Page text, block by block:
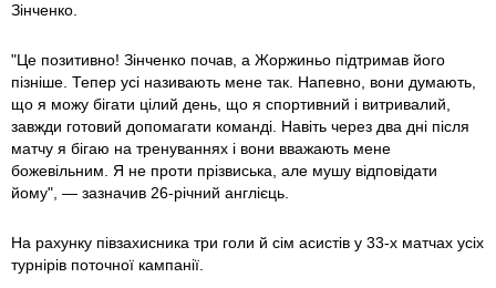
Зінченко.
"Це позитивно! Зінченко почав, а Жоржиньо підтримав його
пізніше. Тепер усі називають мене так. Напевно, вони думають,
що я можу бігати цілий день, що я спортивний і витривалий,
завжди готовий допомагати команді. Навіть через два дні після
матчу я бігаю на тренуваннях і вони вважають мене
божевільним. Я не проти прізвиська, але мушу відповідати
йому", — зазначив 26-річний англієць.
На рахунку півзахисника три голи й сім асистів у 33-х матчах усіх
турнірів поточної кампанії.